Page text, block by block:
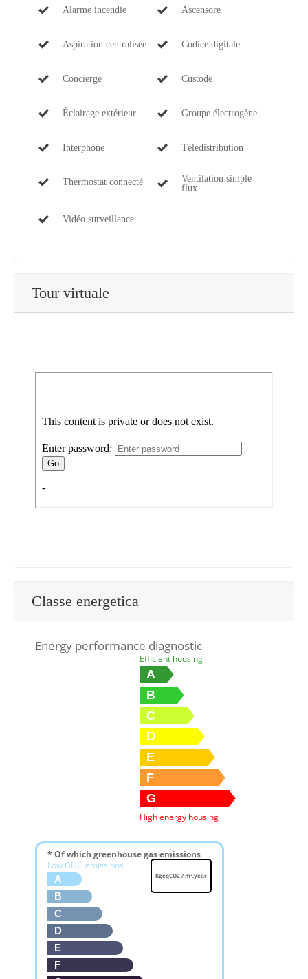
Alarme incendie Ascensore
Aspiration centralisée Codice digitale
Concierge Custode
Éclairage extérieur Groupe électrogène
Interphone Télédistribution
Thermostat connecté
Ventilation simple
flux
Vidéo surveillance
Tour virtuale
Classe energetica
Energy performance diagnostic
Efficient housing
A
B
C
D
E
F
G
High energy housing
* Of which greenhouse gas emissions
Low GHG emissions
A
B
C
D
E
F
KgeqCO2 / m².year